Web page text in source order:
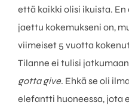
että kaikki olisi ikuista.
jaettu kokemukseni on,
viimeiset 5 vuotta
Tilanne ei tulisi
gotta give. Ehkä se oli
elefantti huoneessa, jota